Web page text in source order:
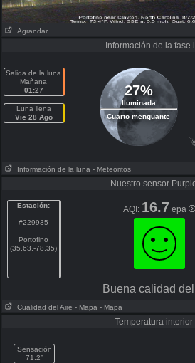
Agrandar
Información de la fase
Salida de la luna
Mañana
01:27
Luna llena
Vie 28 Ago
27%
Iluminada
Cuarto menguante
Información de la luna - Meteoritos
Nuestro sensor
Estación:
#229935
Portofino
(35.63,-78.35)
AQI: 16.7 epa
Buena calidad
Cualidad del Aire - Mapa - Mapa
Temperatura interior
Sensación
71.2°